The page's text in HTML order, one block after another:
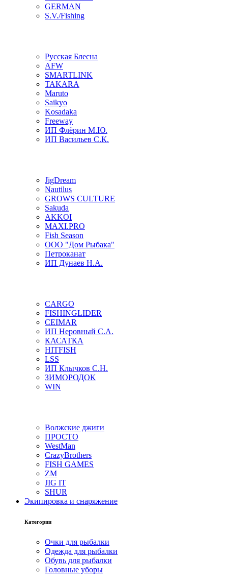
GERMAN
S.V./Fishing
Русская Блесна
AFW
SMARTLINK
TAKARA
Maruto
Saikyo
Kosadaka
Freeway
ИП Флёрин М.Ю.
ИП Васильев С.К.
JigDream
Nautilus
GROWS CULTURE
Sakuda
AKKOI
MAXI.PRO
Fish Season
ООО "Дом Рыбака"
Петроканат
ИП Дунаев Н.А.
CARGO
FISHINGLIDER
CEIMAR
ИП Неровный С.А.
КАСАТКА
HITFISH
LSS
ИП Клычков С.Н.
ЗИМОРОДОК
WIN
Волжские джиги
ПРОСТО
WestMan
CrazyBrothers
FISH GAMES
ZM
JIG IT
SHUR
Экипировка и снаряжение
Категории
Очки для рыбалки
Одежда для рыбалки
Обувь для рыбалки
Головные уборы